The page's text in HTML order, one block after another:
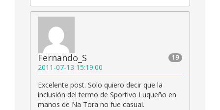
19
Fernando_S
2011-07-13 15:19:00
Excelente post. Solo quiero decir que la
inclusión del termo de Sportivo Luqueño en
manos de Ña Tora no fue casual.